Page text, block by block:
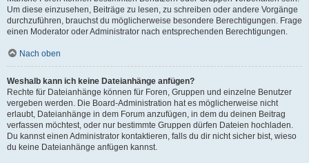
Um diese einzusehen, Beiträge zu lesen, zu schreiben oder andere Vorgänge
durchzuführen, brauchst du möglicherweise besondere Berechtigungen. Frage
einen Moderator oder Administrator nach entsprechenden Berechtigungen.
Nach oben
Weshalb kann ich keine Dateianhänge anfügen?
Rechte für Dateianhänge können für Foren, Gruppen und einzelne Benutzer
vergeben werden. Die Board-Administration hat es möglicherweise nicht
erlaubt, Dateianhänge in dem Forum anzufügen, in dem du deinen Beitrag
verfassen möchtest, oder nur bestimmte Gruppen dürfen Dateien hochladen.
Du kannst einen Administrator kontaktieren, falls du dir nicht sicher bist, wieso
du keine Dateianhänge anfügen kannst.